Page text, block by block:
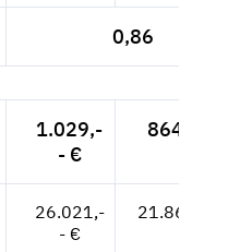
0,86
1.029,-
- €
864,71 €
26.021,-
- €
21.866,39